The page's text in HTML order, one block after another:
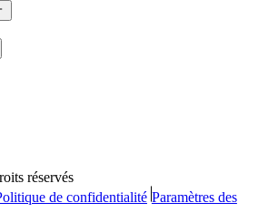
réservés
de confidentialité Paramètres des